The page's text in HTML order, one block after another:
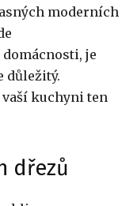
moderních
je
důležitý.
vaší kuchyni ten
dřezů